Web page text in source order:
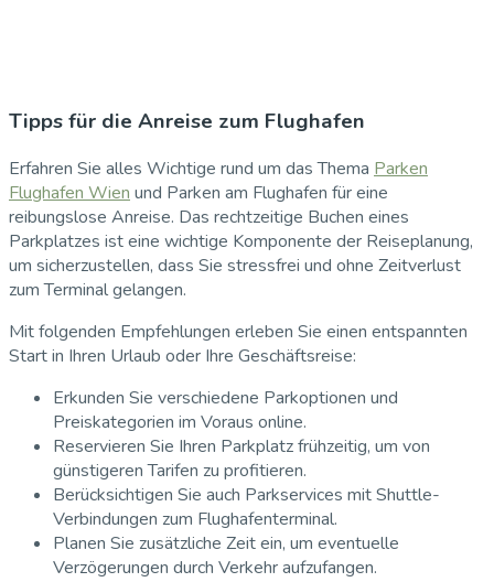
Tipps für die Anreise zum Flughafen
Erfahren Sie alles Wichtige rund um das Thema Parken
Flughafen Wien und Parken am Flughafen für eine
reibungslose Anreise. Das rechtzeitige Buchen eines
Parkplatzes ist eine wichtige Komponente der Reiseplanung,
um sicherzustellen, dass Sie stressfrei und ohne Zeitverlust
zum Terminal gelangen.
Mit folgenden Empfehlungen erleben Sie einen entspannten
Start in Ihren Urlaub oder Ihre Geschäftsreise:
Erkunden Sie verschiedene Parkoptionen und
Preiskategorien im Voraus online.
Reservieren Sie Ihren Parkplatz frühzeitig, um von
günstigeren Tarifen zu profitieren.
Berücksichtigen Sie auch Parkservices mit Shuttle-
Verbindungen zum Flughafenterminal.
Planen Sie zusätzliche Zeit ein, um eventuelle
Verzögerungen durch Verkehr aufzufangen.